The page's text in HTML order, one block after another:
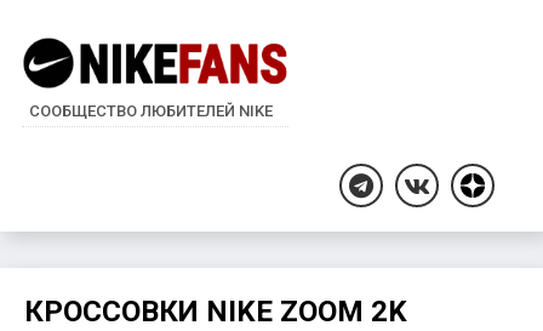
СООБЩЕСТВО ЛЮБИТЕЛЕЙ NIKE
TelegramВКонтакте
Дзен
КРОССОВКИ NIKE ZOOM 2K